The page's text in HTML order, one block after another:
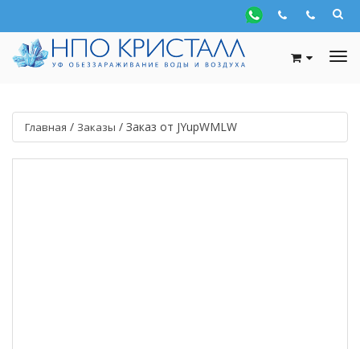
Главная / Заказы / Заказ от JYupWMLW